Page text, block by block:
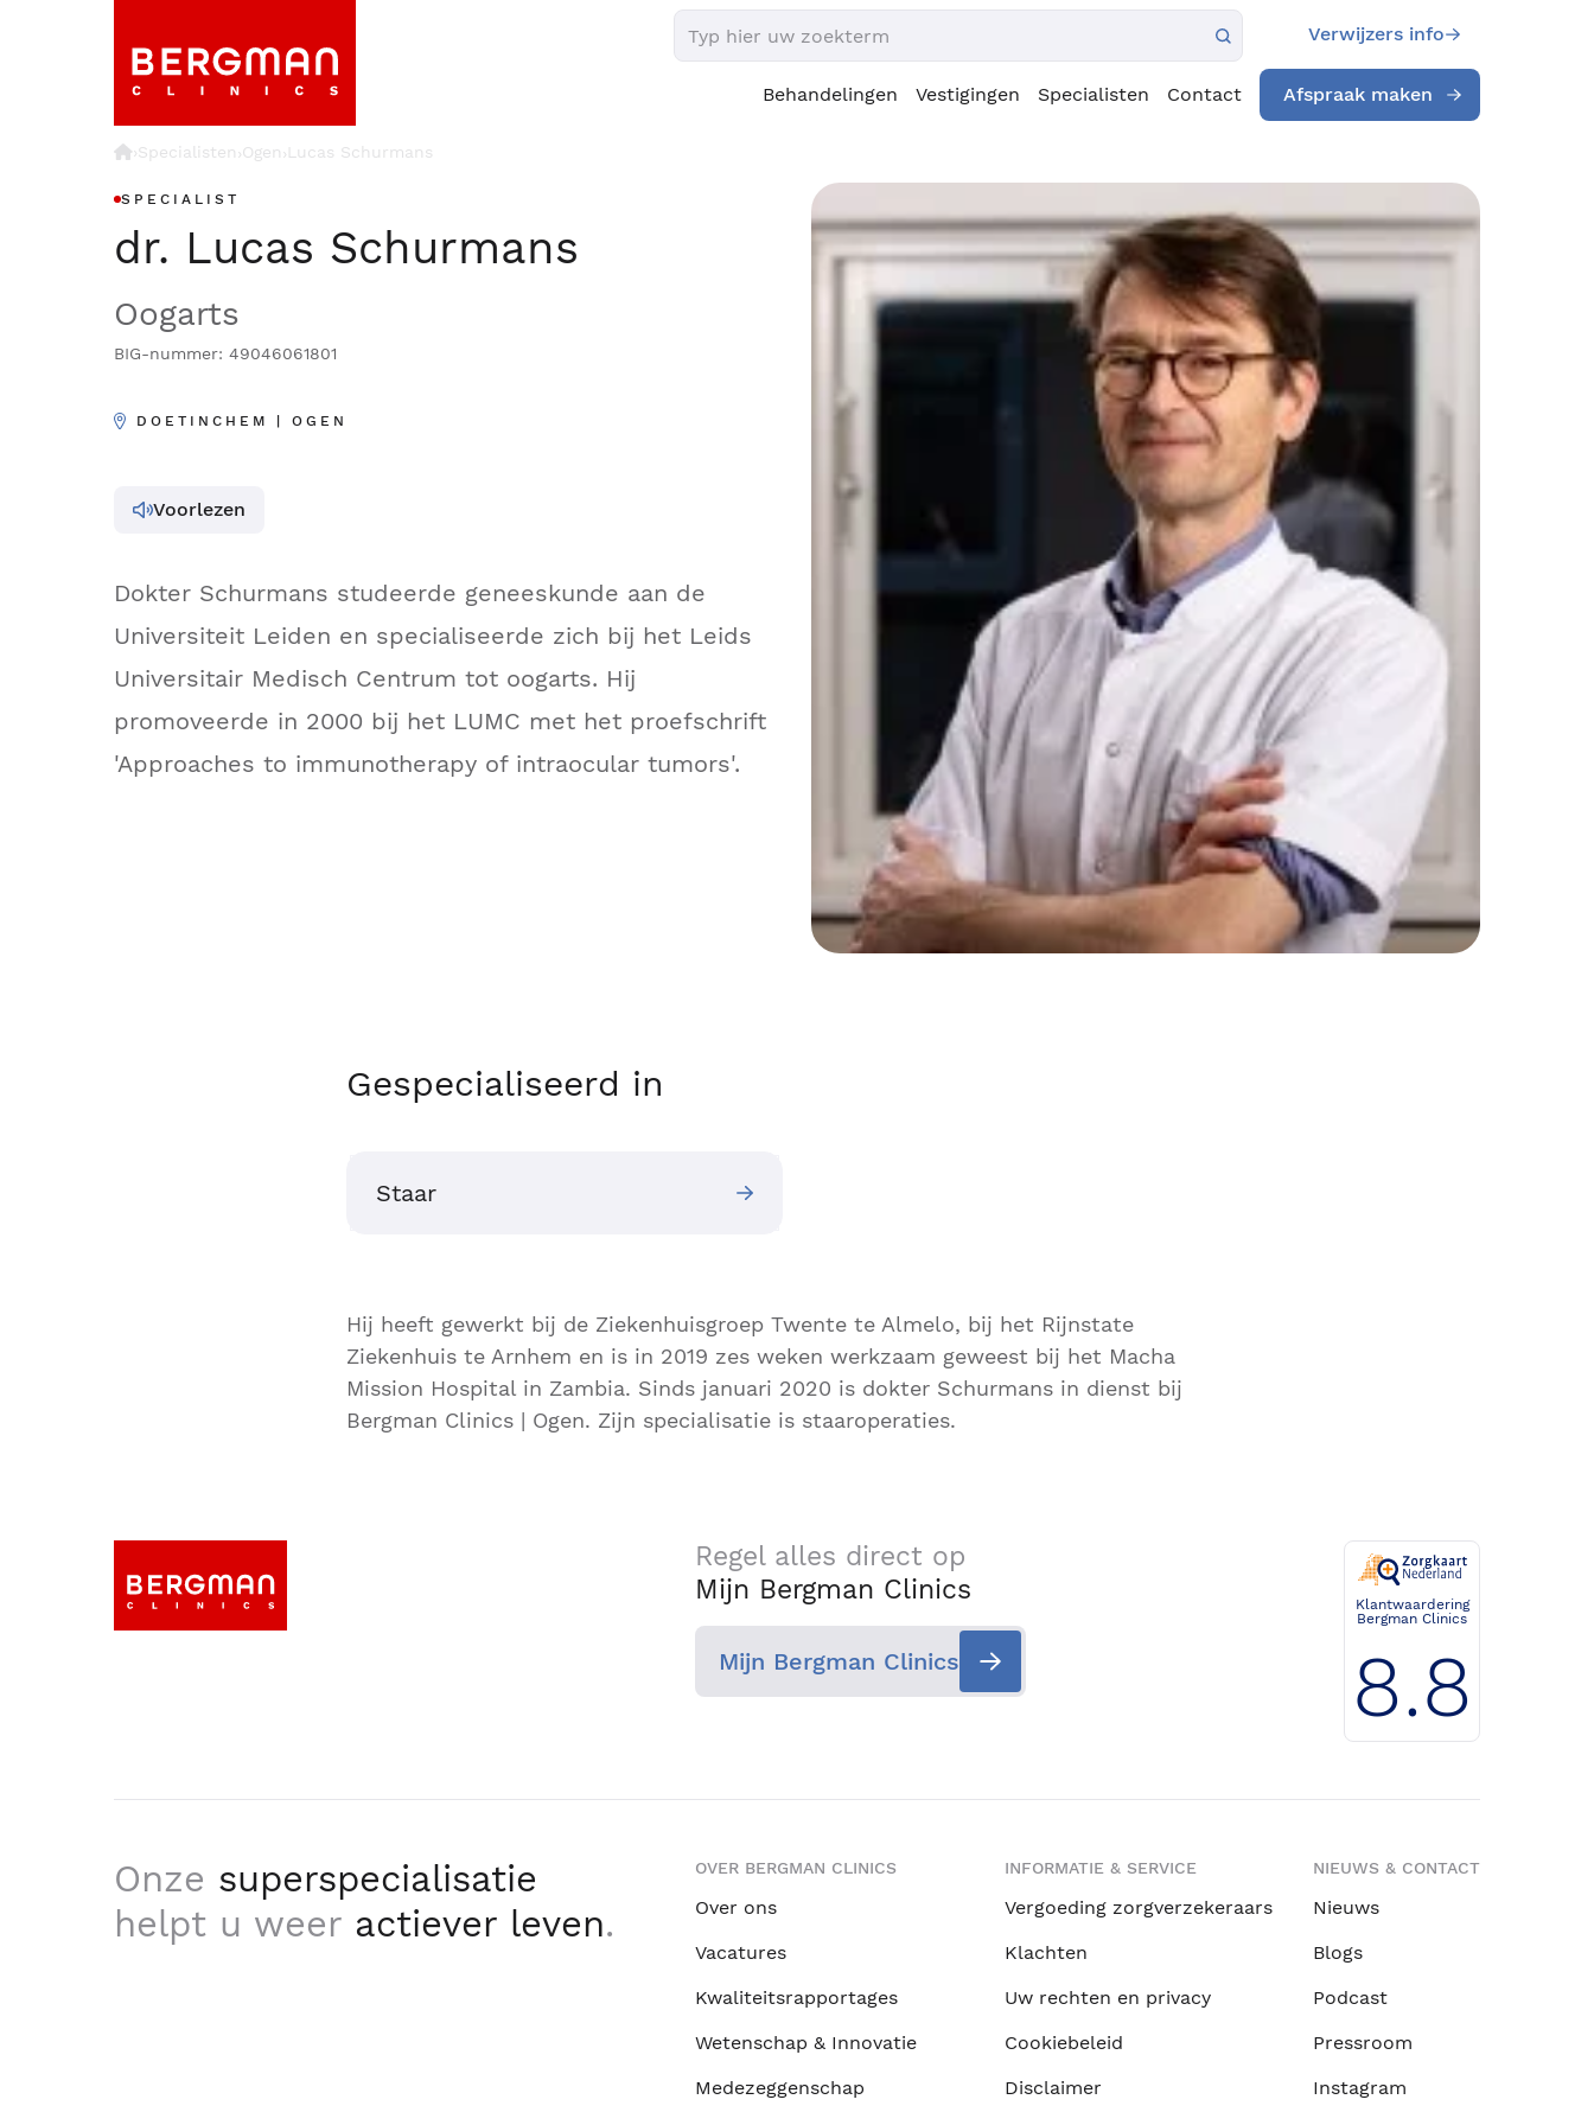
Verwijzers info
Behandelingen Vestigingen Specialisten Contact Afspraak maken
›Specialisten›Ogen› Lucas Schurmans
SPECIALIST
dr. Lucas Schurmans
Oogarts
BIG-nummer: 49046061801
DOETINCHEM | OGEN
Voorlezen
Dokter Schurmans studeerde geneeskunde aan de
Universiteit Leiden en specialiseerde zich bij het Leids
Universitair Medisch Centrum tot oogarts. Hij
promoveerde in 2000 bij het LUMC met het proefschrift
'Approaches to immunotherapy of intraocular tumors'.
Gespecialiseerd in
Staar
Hij heeft gewerkt bij de Ziekenhuisgroep Twente te Almelo, bij het Rijnstate
Ziekenhuis te Arnhem en is in 2019 zes weken werkzaam geweest bij het Macha
Mission Hospital in Zambia. Sinds januari 2020 is dokter Schurmans in dienst bij
Bergman Clinics | Ogen. Zijn specialisatie is staaroperaties.
Regel alles direct op
Mijn Bergman Clinics
Mijn Bergman Clinics
Klantwaardering
Bergman Clinics
8.8
Onze superspecialisatie
helpt u weer actiever leven.
OVER BERGMAN CLINICS
Over ons
Vacatures
Kwaliteitsrapportages
Wetenschap & Innovatie
Medezeggenschap
INFORMATIE & SERVICE
Vergoeding zorgverzekeraars
Klachten
Uw rechten en privacy
Cookiebeleid
Disclaimer
NIEUWS & CONTACT
Nieuws
Blogs
Podcast
Pressroom
Instagram